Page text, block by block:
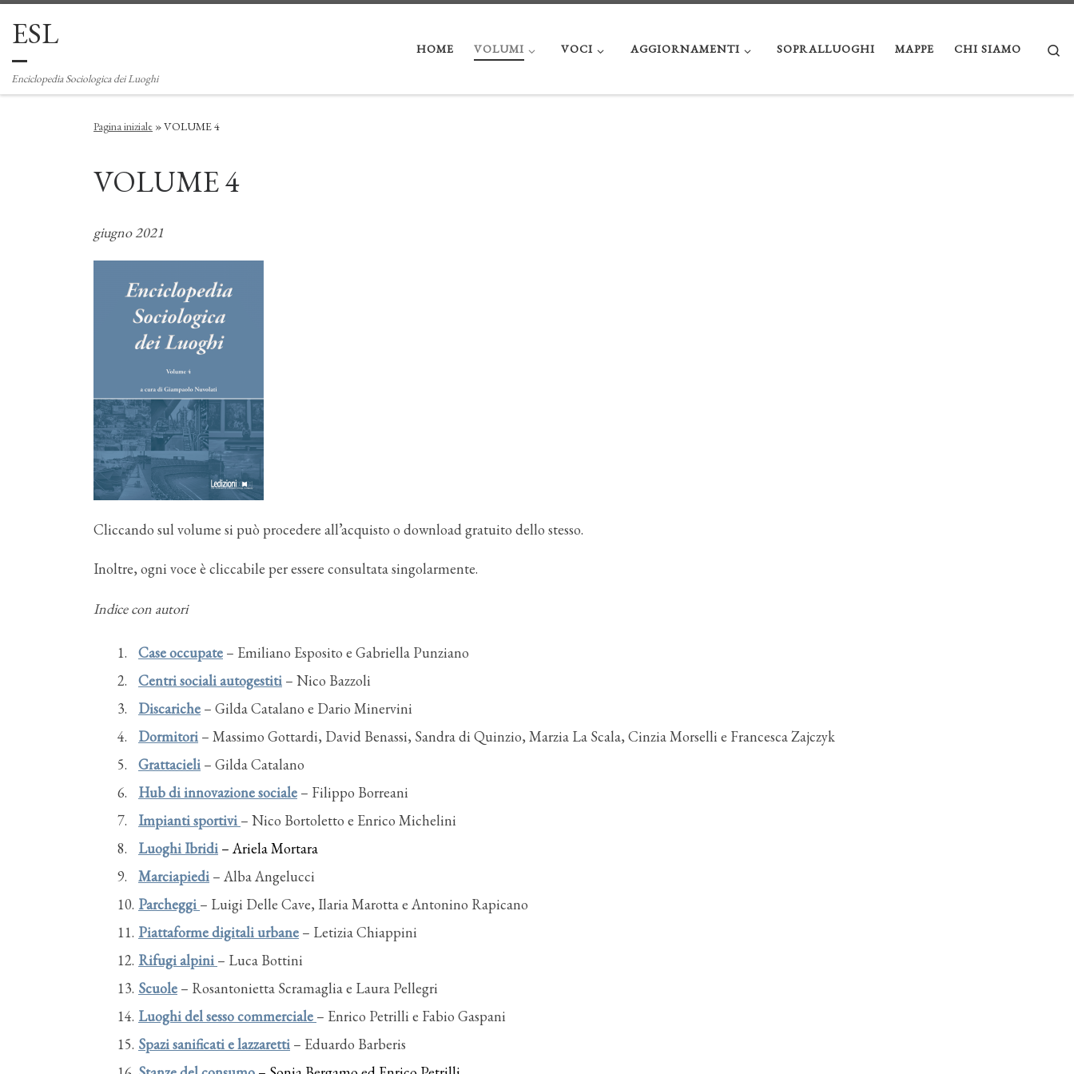
Passa al contenuto
ESL
Enciclopedia Sociologica dei Luoghi
HOME VOLUMI VOCI AGGIORNAMENTI SOPRALLUOGHI MAPPE CHI SIAMO
Pagina iniziale »VOLUME 4
VOLUME 4
giugno 2021
Cliccando sul volume si può procedere all’acquisto o download gratuito dello stesso.
Inoltre, ogni voce è cliccabile per essere consultata singolarmente.
Indice con autori
Case occupate – Emiliano Esposito e Gabriella Punziano
Centri sociali autogestiti – Nico Bazzoli
Discariche – Gilda Catalano e Dario Minervini
Dormitori – Massimo Gottardi, David Benassi, Sandra di Quinzio, Marzia La Scala, Cinzia Morselli e Francesca Zajczyk
Grattacieli – Gilda Catalano
Hub di innovazione sociale – Filippo Borreani
Impianti sportivi – Nico Bortoletto e Enrico Michelini
Luoghi Ibridi – Ariela Mortara
Marciapiedi – Alba Angelucci
Parcheggi – Luigi Delle Cave, Ilaria Marotta e Antonino Rapicano
Piattaforme digitali urbane – Letizia Chiappini
Rifugi alpini – Luca Bottini
Scuole – Rosantonietta Scramaglia e Laura Pellegri
Luoghi del sesso commerciale – Enrico Petrilli e Fabio Gaspani
Spazi sanificati e lazzaretti – Eduardo Barberis